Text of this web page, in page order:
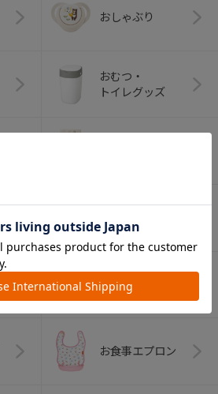
おしゃぶり
おむつ・
トイレグッズ
マグ
お食事エプロン